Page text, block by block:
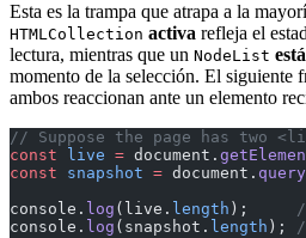
Esta es la trampa que atrapa a la
HTMLCollection activa refleja el
lectura, mientras que un NodeList
momento de la selección. El siguiente
ambos reaccionan ante un elemento
// Suppose the page has two
const live = document.
const snapshot = document.
console. log (live. length );
console. log (snapshot. length );